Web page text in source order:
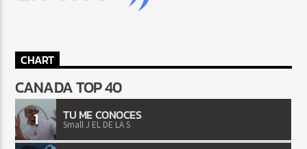
CHART
CANADA TOP 40
1 TU ME CONOCES
Small J EL DE LA S